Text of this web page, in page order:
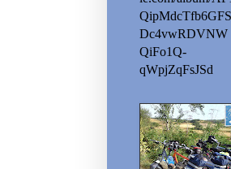
QipMdcTfb6GFS
Dc4vwRDVNW
QiFo1Q-
qWpjZqFsJSd